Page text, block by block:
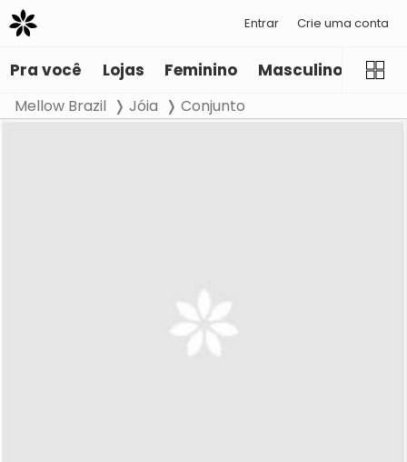
Entrar Crie uma conta
Pra você Lojas Feminino Masculino
Mellow Brazil Jóia Conjunto